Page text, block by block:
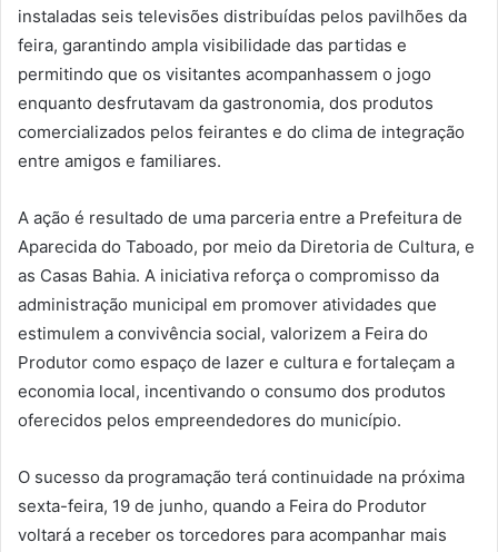
instaladas seis televisões distribuídas pelos pavilhões da
feira, garantindo ampla visibilidade das partidas e
permitindo que os visitantes acompanhassem o jogo
enquanto desfrutavam da gastronomia, dos produtos
comercializados pelos feirantes e do clima de integração
entre amigos e familiares.
A ação é resultado de uma parceria entre a Prefeitura de
Aparecida do Taboado, por meio da Diretoria de Cultura, e
as Casas Bahia. A iniciativa reforça o compromisso da
administração municipal em promover atividades que
estimulem a convivência social, valorizem a Feira do
Produtor como espaço de lazer e cultura e fortaleçam a
economia local, incentivando o consumo dos produtos
oferecidos pelos empreendedores do município.
O sucesso da programação terá continuidade na próxima
sexta-feira, 19 de junho, quando a Feira do Produtor
voltará a receber os torcedores para acompanhar mais